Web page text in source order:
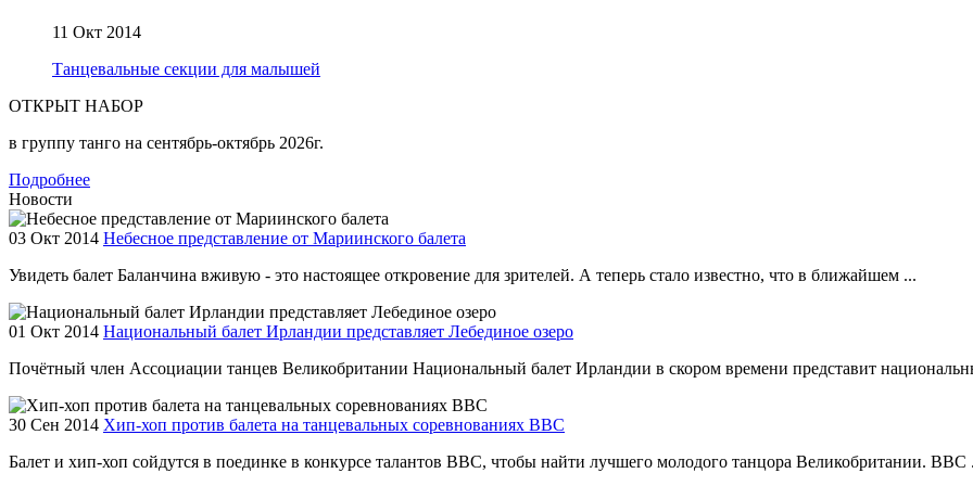
11 Окт 2014
Танцевальные секции для малышей
ОТКРЫТ НАБОР
в группу танго на сентябрь-октябрь 2026г.
Подробнее
Новости
03 Окт 2014 Небесное представление от Мариинского балета
Увидеть балет Баланчина вживую - это настоящее откровение для зрителей. А теперь стало известно, что в ближайшем ...
01 Окт 2014 Национальный балет Ирландии представляет Лебединое озеро
Почётный член Ассоциации танцев Великобритании Национальный балет Ирландии в скором времени представит
30 Сен 2014 Хип-хоп против балета на танцевальных соревнованиях ВВС
Балет и хип-хоп сойдутся в поединке в конкурсе талантов BBC, чтобы найти лучшего молодого танцора Великобритании. BBC